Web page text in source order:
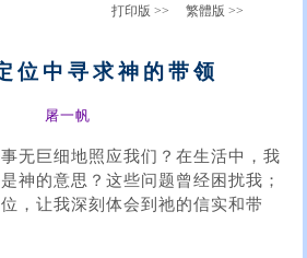
打印版 >> 繁體版 >>
位中寻求神的带领
屠一帆
无巨细地照应我们？在生活中，我
神的意思？这些问题曾经困扰我；
，让我深刻体会到祂的信实和带